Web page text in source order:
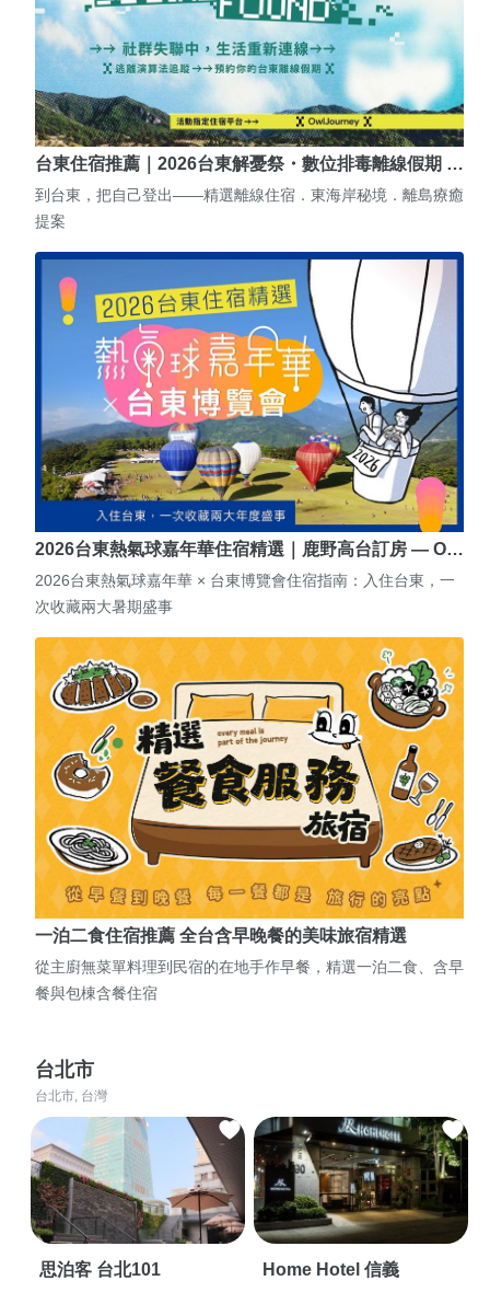
台東住宿推薦｜2026台東解憂祭・數位排毒離線假期 …
到台東，把自己登出——精選離線住宿．東海岸秘境．離島療癒
提案
2026台東熱氣球嘉年華住宿精選｜鹿野高台訂房 — O…
2026台東熱氣球嘉年華 × 台東博覽會住宿指南：入住台東，一
次收藏兩大暑期盛事
一泊二食住宿推薦 全台含早晚餐的美味旅宿精選
從主廚無菜單料理到民宿的在地手作早餐，精選一泊二食、含早
餐與包棟含餐住宿
台北市
台北市, 台灣
思泊客 台北101 Home Hotel 信義